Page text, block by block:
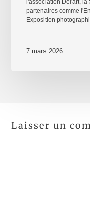
l'association Del'art,
partenaires comme
Exposition
7 mars 2026
Laisser un